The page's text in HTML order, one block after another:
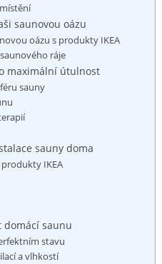
saunovou oázu
oázu s produkty IKEA
ráje
maximální útulnost
⁣sauny
sauny doma
IKEA
domácí⁤ saunu
stavu
a vlhkostí